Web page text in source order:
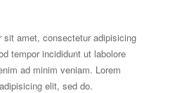
sit amet, consectetur adipisicing
tempor incididunt ut labolore
ad minim veniam. Lorem
elit, sed do.